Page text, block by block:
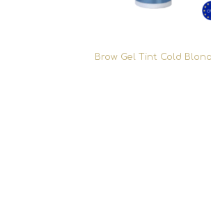
Brow Gel Tint Cold Blond